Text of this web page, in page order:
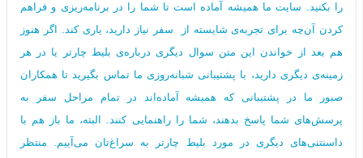
را بکنید. سایت ما همیشه آماده است تا شما را در برنامه‌ریزی و فراهم
کردن آن‌چه برای تجربه‌ی شایسته از سفر نیاز دارید، یاری کند. اگر هنوز
هم بعد از خواندن این متن سوال دیگری درباره‌ی بلیط چارتر یا در هر
زمینه‌ی دیگری دارید، با پشتیبانی شبانه‌روزی ما تماس بگیرید تا همکاران
صبور ما در پشتیبانی که همیشه آماده‌اند در تمام مراحل سفر به
پرسش‌های شما پاسخ بدهند، شما را راهنمایی کنند. البته، ما باز هم با
داسنتنی‌های دیگری در مورد بلیط چارتر به سراغ‌تان می‌آییم. منتظر